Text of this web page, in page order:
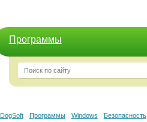
Программы
DogSoft Программы Windows Безопасность